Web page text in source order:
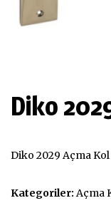
Diko
Diko 2029 Açma Kol
Kategoriler: Açma